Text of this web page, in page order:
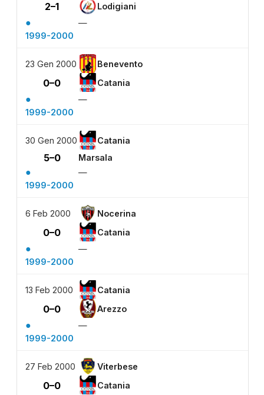
2–1 Lodigiani
●
—
1999-2000
23 Gen 2000 Benevento
0–0 Catania
●
—
1999-2000
30 Gen 2000 Catania
5–0 Marsala
●
—
1999-2000
6 Feb 2000 Nocerina
0–0 Catania
●
—
1999-2000
13 Feb 2000 Catania
0–0 Arezzo
●
—
1999-2000
27 Feb 2000 Viterbese
0–0 Catania